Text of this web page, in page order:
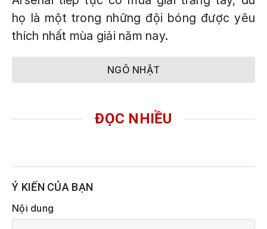
họ là một trong những đội bóng được yêu
thích nhất mùa giải năm nay.
NGÔ NHẬT
ĐỌC NHIỀU
Ý KIẾN CỦA BẠN
Nội dung